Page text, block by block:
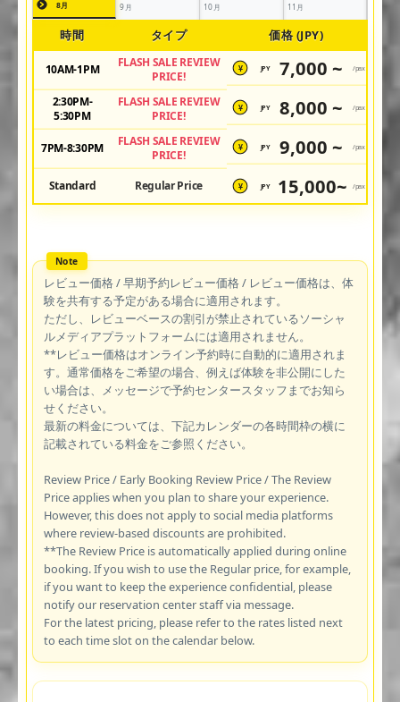
8月 9月 10月 11月
時間 タイプ 価格 (JPY)
10AM-1PM
FLASH SALE REVIEW
PRICE!
¥ JPY 7,000 ~ /pax
2:30PM-
5:30PM
FLASH SALE REVIEW
PRICE!
¥ JPY 8,000 ~ /pax
7PM-8:30PM
FLASH SALE REVIEW
PRICE!
¥ JPY 9,000 ~ /pax
Standard Regular Price ¥ JPY 15,000~ /pax
レビュー価格 / 早期予約レビュー価格 / レビュー価格は、体
験を共有する予定がある場合に適用されます。
ただし、レビューベースの割引が禁止されているソーシャ
ルメディアプラットフォームには適用されません。
**レビュー価格はオンライン予約時に自動的に適用されま
す。通常価格をご希望の場合、例えば体験を非公開にした
い場合は、メッセージで予約センタースタッフまでお知ら
せください。
最新の料金については、下記カレンダーの各時間枠の横に
記載されている料金をご参照ください。
Review Price / Early Booking Review Price / The Review
Price applies when you plan to share your experience.
However, this does not apply to social media platforms
where review-based discounts are prohibited.
**The Review Price is automatically applied during online
booking. If you wish to use the Regular price, for example,
if you want to keep the experience confidential, please
notify our reservation center staff via message.
For the latest pricing, please refer to the rates listed next
to each time slot on the calendar below.